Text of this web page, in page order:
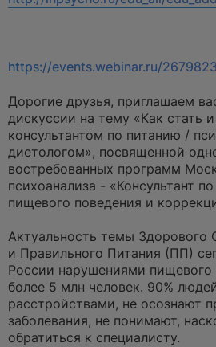
н
с
о
о
б
щ
е
н
и
е
https://events.webinar.ru/
Дорогие друзья, приглашаем
дискуссии на тему «Как стать
консультантом по питанию /
диетологом», посвященной
востребованных программ
психоанализа - «Консультант
пищевого поведения и
Актуальность темы
и Правильного Питания (ПП)
России нарушениями пищевого
более 5 млн человек. 90%
расстройствами, не осознают
заболевания, не понимают,
обратиться к специалисту.